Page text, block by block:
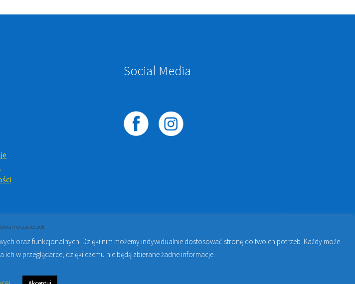
Social Media
- Sklep stomatologiczny w Warszawie | Jakub Zdybel Proto-Fan
ciasteczek
oraz funkcjonalnych. Dzięki nim możemy indywidualnie dostosować stronę do twoich potrzeb. Każdy może
w przeglądarce, dzięki czemu nie będą zbierane żadne informacje.